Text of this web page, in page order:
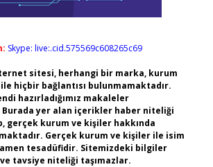
Skype: live:.cid.575569c608265c69
sitesi, herhangi bir marka, kurum
hiçbir bağlantısı bulunmamaktadır.
hazırladığımız makaleler
Burada yer alan içerikler haber niteliği
gerçek kurum ve kişiler hakkında
Gerçek kurum ve kişiler ile isim
tesadüfidir. Sitemizdeki bilgiler
tavsiye niteliği taşımazlar.